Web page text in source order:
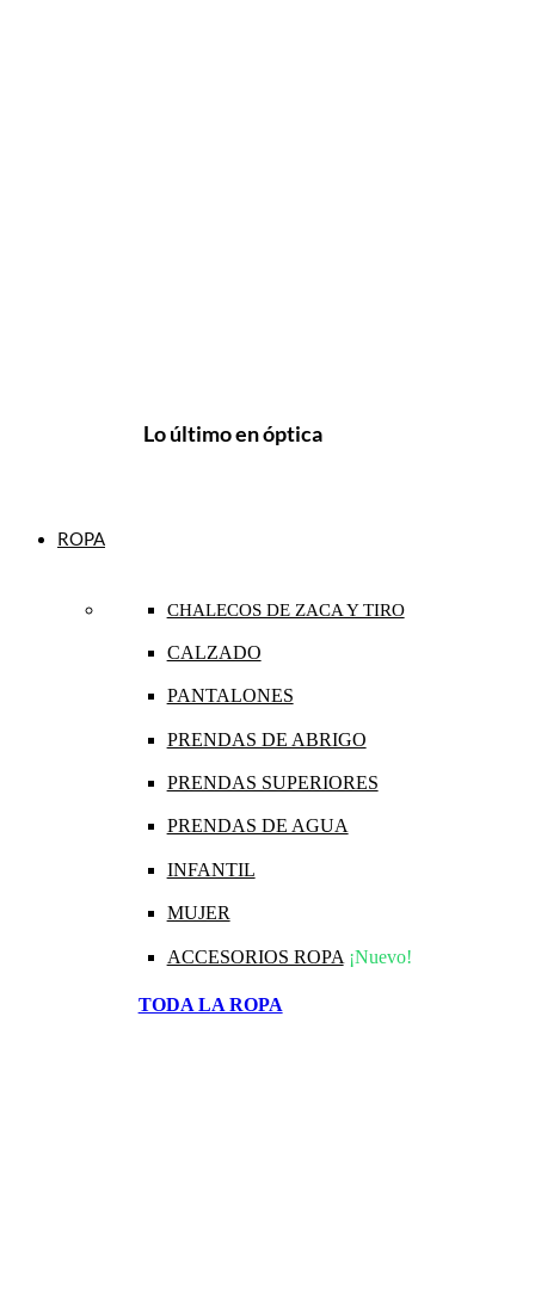
Lo último en óptica
ROPA
CHALECOS DE ZACA Y TIRO
CALZADO
PANTALONES
PRENDAS DE ABRIGO
PRENDAS SUPERIORES
PRENDAS DE AGUA
INFANTIL
MUJER
ACCESORIOS ROPA ¡Nuevo!
TODA LA ROPA